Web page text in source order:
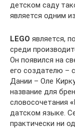
детском саду
является одним
LEGO является,
среди
Он появился на
его создателю –
Дании – Оле
название для
словосочетания
датском языке.
практически ни